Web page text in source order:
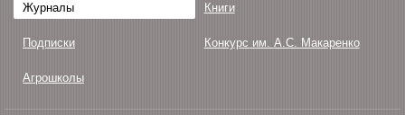
Журналы Книги
Подписки Конкурс им. А.С. Макаренко
Агрошколы